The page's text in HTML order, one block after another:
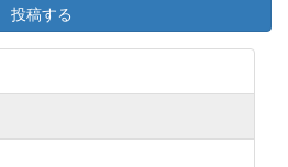
投稿する